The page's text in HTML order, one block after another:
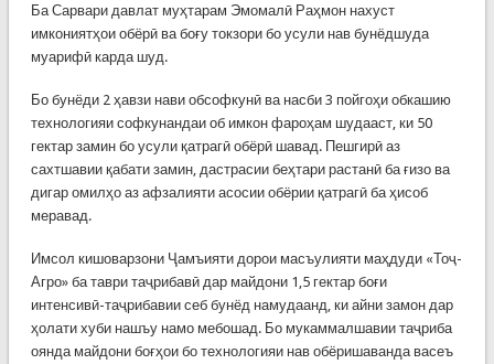
Ба Сарвари давлат муҳтарам Эмомалӣ Раҳмон нахуст
имкониятҳои обёрӣ ва боғу токзори бо усули нав бунёдшуда
муарифӣ карда шуд.
Бо бунёди 2 ҳавзи нави обсофкунӣ ва насби 3 пойгоҳи обкашию
технологияи софкунандаи об имкон фароҳам шудааст, ки 50
гектар замин бо усули қатрагӣ обёрӣ шавад. Пешгирӣ аз
сахтшавии қабати замин, дастрасии беҳтари растанӣ ба ғизо ва
дигар омилҳо аз афзалияти асосии обёрии қатрагӣ ба ҳисоб
меравад.
Имсол кишоварзони Ҷамъияти дорои масъулияти маҳдуди «Тоҷ-
Агро» ба таври таҷрибавӣ дар майдони 1,5 гектар боғи
интенсивӣ-таҷрибавии себ бунёд намудаанд, ки айни замон дар
ҳолати хуби нашъу намо мебошад. Бо мукаммалшавии таҷриба
оянда майдони боғҳои бо технологияи нав обёришаванда васеъ